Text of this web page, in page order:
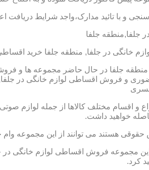
و با تائید مدارک،واجد شرایط دریافت
جلفا,منطقه جلفا
خانگی در جلفا, منطقه جلفا خرید
منطقه جلفا در حال حاضر مجموعه ها و
و فروش اقساطی لوازم خانگی در
و اقسام مختلف کالاها از جمله لوازم
خواهید داشت.
هستند می توانند از این مجموعه
مجموعه فروش اقساطی لوازم خانگی در
کرد.